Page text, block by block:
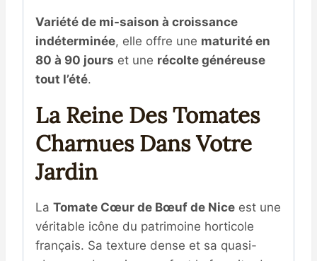
Variété de mi-saison à croissance
indéterminée, elle offre une maturité en
80 à 90 jours et une récolte généreuse
tout l’été.
La Reine Des Tomates
Charnues Dans Votre
Jardin
La Tomate Cœur de Bœuf de Nice est une
véritable icône du patrimoine horticole
français. Sa texture dense et sa quasi-